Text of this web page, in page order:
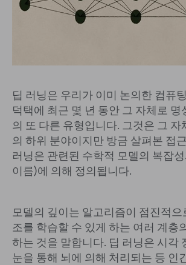
딥 러닝은 우리가 이미 논의한 컴퓨
덕택에 최근 몇 년 동안 그 자체로 명
의 또 다른 유형입니다. 그것은 그 자
의 하위 분야이지만 방금 살펴본 접
러닝은 관련된 수학적 모델의 복잡
이름)에 의해 정의됩니다.
모델의 깊이는 알고리즘이 점진적으
조를 학습할 수 있게 하는 여러 계층
하는 것을 말합니다. 딥 러닝은 시각
눈을 통해 뇌에 의해 처리되는 등 인